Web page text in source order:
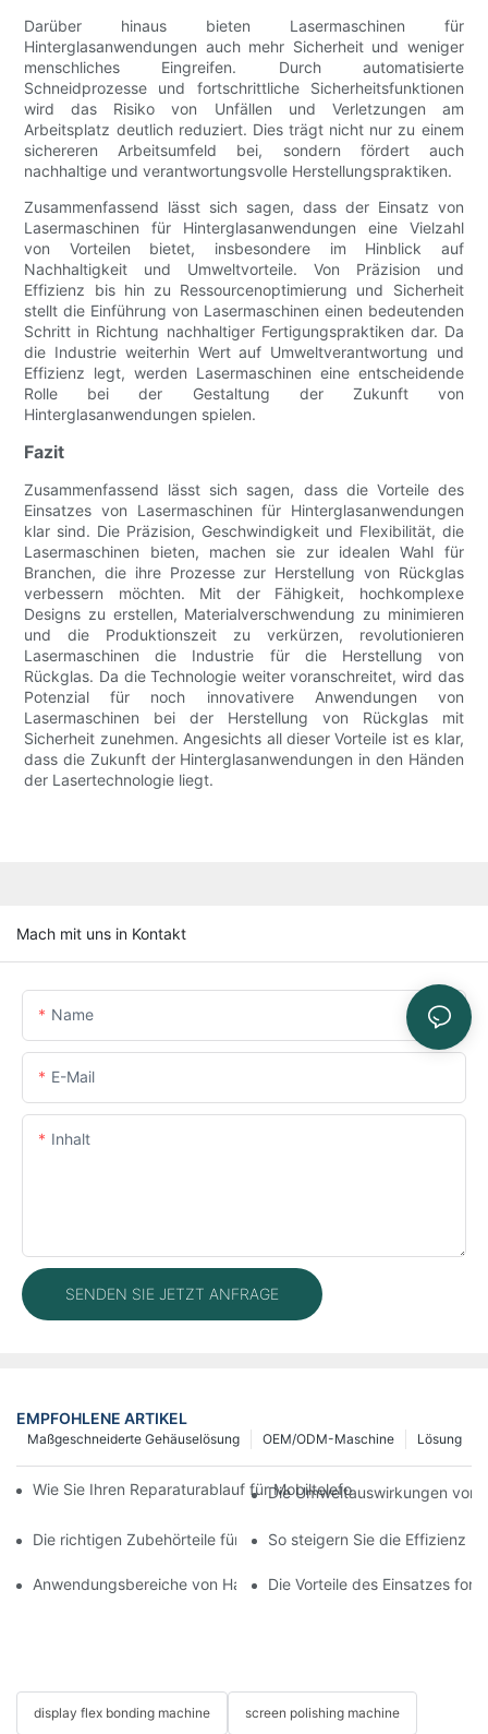
Darüber hinaus bieten Lasermaschinen für
Hinterglasanwendungen auch mehr Sicherheit und weniger
menschliches Eingreifen. Durch automatisierte
Schneidprozesse und fortschrittliche Sicherheitsfunktionen
wird das Risiko von Unfällen und Verletzungen am
Arbeitsplatz deutlich reduziert. Dies trägt nicht nur zu einem
sichereren Arbeitsumfeld bei, sondern fördert auch
nachhaltige und verantwortungsvolle Herstellungspraktiken.
Zusammenfassend lässt sich sagen, dass der Einsatz von
Lasermaschinen für Hinterglasanwendungen eine Vielzahl
von Vorteilen bietet, insbesondere im Hinblick auf
Nachhaltigkeit und Umweltvorteile. Von Präzision und
Effizienz bis hin zu Ressourcenoptimierung und Sicherheit
stellt die Einführung von Lasermaschinen einen bedeutenden
Schritt in Richtung nachhaltiger Fertigungspraktiken dar. Da
die Industrie weiterhin Wert auf Umweltverantwortung und
Effizienz legt, werden Lasermaschinen eine entscheidende
Rolle bei der Gestaltung der Zukunft von
Hinterglasanwendungen spielen.
Fazit
Zusammenfassend lässt sich sagen, dass die Vorteile des
Einsatzes von Lasermaschinen für Hinterglasanwendungen
klar sind. Die Präzision, Geschwindigkeit und Flexibilität, die
Lasermaschinen bieten, machen sie zur idealen Wahl für
Branchen, die ihre Prozesse zur Herstellung von Rückglas
verbessern möchten. Mit der Fähigkeit, hochkomplexe
Designs zu erstellen, Materialverschwendung zu minimieren
und die Produktionszeit zu verkürzen, revolutionieren
Lasermaschinen die Industrie für die Herstellung von
Rückglas. Da die Technologie weiter voranschreitet, wird das
Potenzial für noch innovativere Anwendungen von
Lasermaschinen bei der Herstellung von Rückglas mit
Sicherheit zunehmen. Angesichts all dieser Vorteile ist es klar,
dass die Zukunft der Hinterglasanwendungen in den Händen
der Lasertechnologie liegt.
Mach mit uns in Kontakt
Name
E-Mail
Inhalt
SENDEN SIE JETZT ANFRAGE
EMPFOHLENE ARTIKEL
Lösung
OEM/ODM-Maschine
Maßgeschneiderte Gehäuselösung
Wie Sie Ihren Reparaturablauf für Mobiltelefone mit moderner
Die Umweltauswirkungen von
Die richtigen Zubehörteile für Ihr Handy-So steigern Sie die Effizienz
Anwendungsbereiche von Handy-Reparaturmaschinen bei
Die Vorteile des Einsatzes
display flex bonding machine screen polishing machine